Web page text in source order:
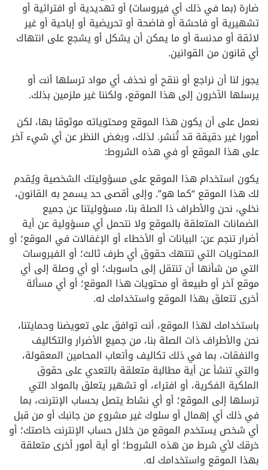
ضارة (بما في ذلك أي فيروسات) أو تهديدية أو افترائية أو
تشهيرية أو فاحشة أو فاضحة أو تحريضية أو إباحية أو غير
لائقة أو مدنسة أو ما يمكن أن يشكل أو يشجع على انتهاك
أي قانون من القوانين.
يجوز لنا أن نراجع أو ننقح أو نحذف أي مواد ترسلها أنت أو
يرسلها الآخرون إلى هذا الموقع، ولكننا غير ملزمين بذلك.
نعمل على أن يكون هذا الموقع ومحتوياته موثوقا بها، لكن
أمورا غير دقيقة قد تُنشر. لذلك، وبغض النظر عن أي شيء آخر
على هذا الموقع أو في هذه الشروط:
يكون استخدام هذا الموقع على مسؤوليتك الشخصية ويُقدم
لك هذا الموقع “كما هو”. وإلى أقصى حد يسمح به القانون،
نخلي، نحن والأطراف ذا الصلة بنا، مسؤوليتنا عن جميع
الضمانات المتعلقة بالموقع ولا نتحمل أي مسؤولية عن أية
أضرار تنجم عن: البيانات أو الأخطاء أو الإغفالات في الموقع؛ أو
المحتويات التي تنتهك حقوق أي طرف ثالث؛ أو الفيروسات
التي من شأنها أن تنتقل إلى حاسوبك؛ أو أي وصلة إلى أي
موقع آخر أو طبيعة أو محتويات هذا الموقع؛ أو أي مسألة
أخرى تتعلق بهذا الموقع واستخدامك له.
باستخدامك لهذا الموقع، أنت توافق على تعويضنا وحمايتنا،
نحن والأطراف ذات الصلة بنا، من جميع الأضرار والتكاليف
والنفقات، بما في ذلك تكاليف وأتعاب المحامين المعقولة،
والتي تنشأ عن أية مطالبة متعلقة بالتعدي على حقوق
الملكية الفكرية، أو افتراء، أو تشهير يتعلق بالمواد التي
ترسلها إلى الموقع؛ أو أي نشاط يتصل بحساب الإنترنت، بما
في ذلك أي إهمال أو سلوك غير مشروع من جانبك أو من قبل
أي شخص يستخدم الموقع من خلال حساب الإنترنت خاصتك؛ أو
خرقك لأي شرط من هذه الشروط؛ أو أية أمور أخرى متعلقة
بهذا الموقع واستخدامك له.